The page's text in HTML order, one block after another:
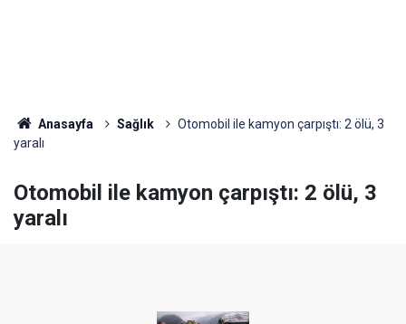
Anasayfa Sağlık
Otomobil ile kamyon çarpıştı: 2 ölü, 3
yaralı
Otomobil ile kamyon çarpıştı: 2 ölü, 3
yaralı